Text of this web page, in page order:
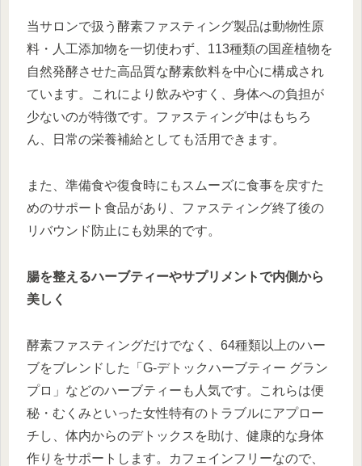
当サロンで扱う酵素ファスティング製品は動物性原
料・人工添加物を一切使わず、113種類の国産植物を
自然発酵させた高品質な酵素飲料を中心に構成され
ています。これにより飲みやすく、身体への負担が
少ないのが特徴です。ファスティング中はもちろ
ん、日常の栄養補給としても活用できます。
また、準備食や復食時にもスムーズに食事を戻すた
めのサポート食品があり、ファスティング終了後の
リバウンド防止にも効果的です。
腸を整えるハーブティーやサプリメントで内側から
美しく
酵素ファスティングだけでなく、64種類以上のハー
ブをブレンドした「G-デトックハーブティー グラン
プロ」などのハーブティーも人気です。これらは便
秘・むくみといった女性特有のトラブルにアプロー
チし、体内からのデトックスを助け、健康的な身体
作りをサポートします。カフェインフリーなので、